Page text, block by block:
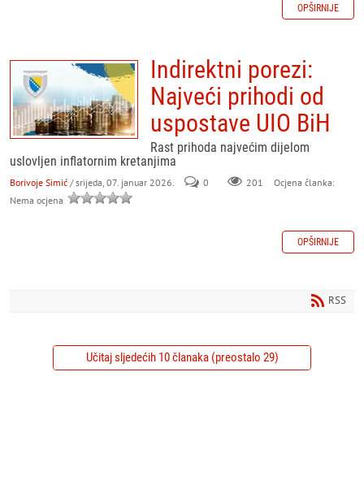
OPŠIRNIJE
Indirektni porezi:
Najveći prihodi od
uspostave UIO BiH
Rast prihoda najvećim dijelom
uslovljen inflatornim kretanjima
Borivoje Simić / srijeda, 07. januar 2026. 0 201
Ocjena članka:
Nema ocjena
OPŠIRNIJE
RSS
Učitaj sljedećih 10 članaka (preostalo 29)